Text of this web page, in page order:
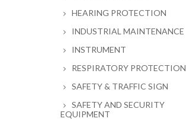
HEARING PROTECTION
INDUSTRIAL MAINTENANCE
INSTRUMENT
RESPIRATORY PROTECTION
SAFETY & TRAFFIC SIGN
SAFETY AND SECURITY
EQUIPMENT